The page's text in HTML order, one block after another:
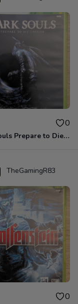
0
Dark Souls Prepare to Die Edition XBOX 360
TheGamingR83
0